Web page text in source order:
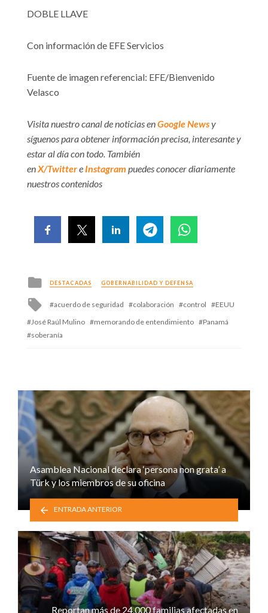
DOBLE LLAVE
Con información de EFE Servicios
Fuente de imagen referencial: EFE/Bienvenido
Velasco
Visita nuestro canal de noticias enGoogle Newsy
síguenos para obtener información precisa, interesante y
estar al día con todo. También
enX/Twittere Instagram puedes conocer diariamente
nuestros contenidos
Posted
in
DESTACADAS GOBERNABILIDAD Y DEFENSA
Tagged
acuerdo de seguridad colaboración control
EEUU
José Raúl Mulino
memorando de entendimiento
Panamá
soberanía
Asamblea Nacional declara ‘persona non grata’ a
Türk y los miembros de su oficina
ENTRADA ANTERIOR
Reportan más de 24.000 familias afectadas en